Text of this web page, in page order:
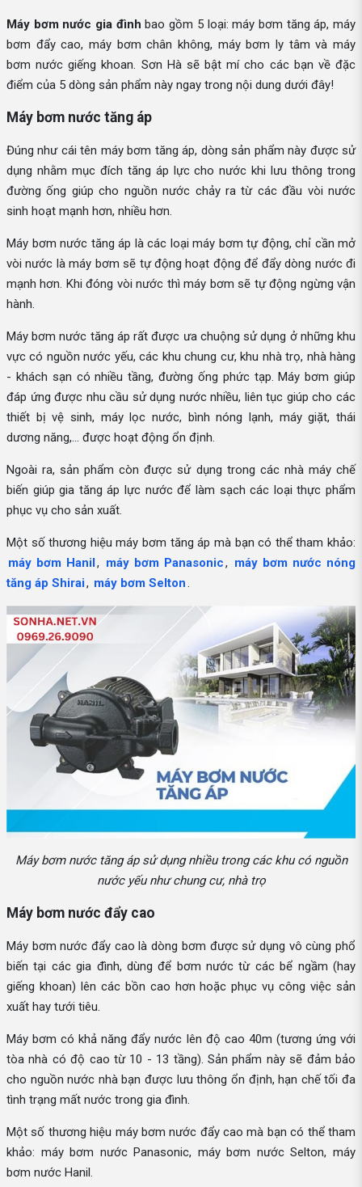
Máy bơm nước gia đình bao gồm 5 loại: máy bơm tăng áp, máy
bơm đẩy cao, máy bơm chân không, máy bơm ly tâm và máy
bơm nước giếng khoan. Sơn Hà sẽ bật mí cho các bạn về đặc
điểm của 5 dòng sản phẩm này ngay trong nội dung dưới đây!
Máy bơm nước tăng áp
Đúng như cái tên máy bơm tăng áp, dòng sản phẩm này được sử
dụng nhằm mục đích tăng áp lực cho nước khi lưu thông trong
đường ống giúp cho nguồn nước chảy ra từ các đầu vòi nước
sinh hoạt mạnh hơn, nhiều hơn.
Máy bơm nước tăng áp là các loại máy bơm tự động, chỉ cần mở
vòi nước là máy bơm sẽ tự động hoạt động để đẩy dòng nước đi
mạnh hơn. Khi đóng vòi nước thì máy bơm sẽ tự động ngừng vận
hành.
Máy bơm nước tăng áp rất được ưa chuộng sử dụng ở những khu
vực có nguồn nước yếu, các khu chung cư, khu nhà trọ, nhà hàng
- khách sạn có nhiều tầng, đường ống phức tạp. Máy bơm giúp
đáp ứng được nhu cầu sử dụng nước nhiều, liên tục giúp cho các
thiết bị vệ sinh, máy lọc nước, bình nóng lạnh, máy giặt, thái
dương năng,... được hoạt động ổn định.
Ngoài ra, sản phẩm còn được sử dụng trong các nhà máy chế
biến giúp gia tăng áp lực nước để làm sạch các loại thực phẩm
phục vụ cho sản xuất.
Một số thương hiệu máy bơm tăng áp mà bạn có thể tham khảo:
máy bơm Hanil, máy bơm Panasonic, máy bơm nước nóng
tăng áp Shirai, máy bơm Selton.
Máy bơm nước tăng áp sử dụng nhiều trong các khu có nguồn
nước yếu như chung cư, nhà trọ
Máy bơm nước đẩy cao
Máy bơm nước đẩy cao là dòng bơm được sử dụng vô cùng phổ
biến tại các gia đình, dùng để bơm nước từ các bể ngầm (hay
giếng khoan) lên các bồn cao hơn hoặc phục vụ công việc sản
xuất hay tưới tiêu.
Máy bơm có khả năng đẩy nước lên độ cao 40m (tương ứng với
tòa nhà có độ cao từ 10 - 13 tầng). Sản phẩm này sẽ đảm bảo
cho nguồn nước nhà bạn được lưu thông ổn định, hạn chế tối đa
tình trạng mất nước trong gia đình.
Một số thương hiệu máy bơm nước đẩy cao mà bạn có thể tham
khảo: máy bơm nước Panasonic, máy bơm nước Selton, máy
bơm nước Hanil.